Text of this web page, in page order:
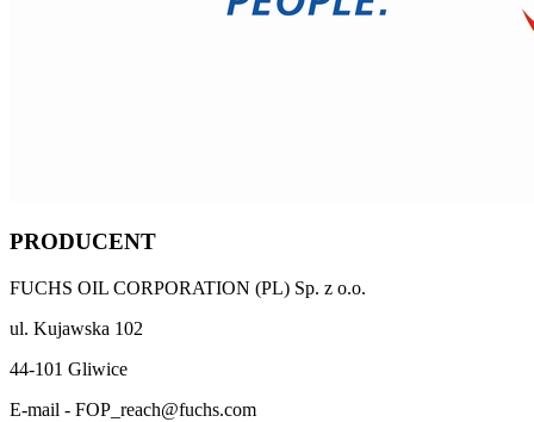
PRODUCENT
FUCHS OIL CORPORATION (PL) Sp. z o.o.
ul. Kujawska 102
44-101 Gliwice
E-mail - FOP_reach@fuchs.com